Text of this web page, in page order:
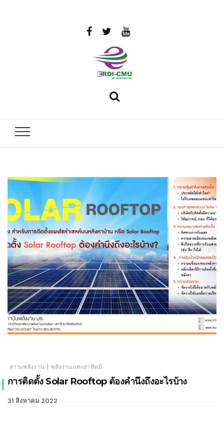
พิงค์
มหาวิทยาลัย
เชียงใหม่
สาระพลังงาน | พลังงานแสงอาทิตย์
การติดตั้ง Solar Rooftop ต้องคำนึงถึงอะไรบ้าง
31 สิงหาคม 2022